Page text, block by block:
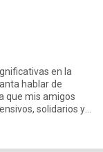
hablar de
que mis amigos
solidarios y